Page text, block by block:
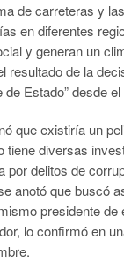
de carreteras y
en diferentes
y generan un
resultado de la
de Estado” desde
que existiría un
tiene diversas
por delitos de
anotó que buscó
presidente de
lo confirmó en